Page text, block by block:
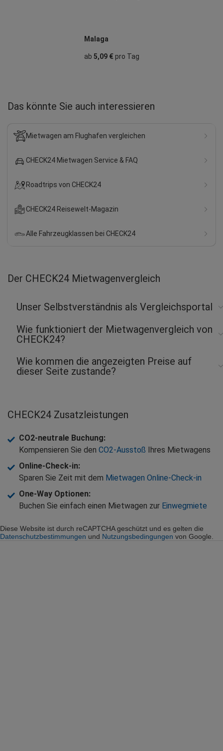
Malaga
ab 5,09 €pro Tag
Das könnte Sie auch interessieren
Mietwagen am Flughafen vergleichen
CHECK24 Mietwagen Service & FAQ
Roadtrips von CHECK24
CHECK24 Reisewelt-Magazin
Alle Fahrzeugklassen bei CHECK24
Der CHECK24 Mietwagenvergleich
Unser Selbstverständnis als Vergleichsportal
Wie funktioniert der Mietwagenvergleich von
CHECK24?
Wie kommen die angezeigten Preise auf
dieser Seite zustande?
CHECK24 Zusatzleistungen
CO2-neutrale Buchung:
Kompensieren Sie den CO2-Ausstoß Ihres Mietwagens
Online-Check-in:
Sparen Sie Zeit mit dem Mietwagen Online-Check-in
One-Way Optionen:
Buchen Sie einfach einen Mietwagen zur Einwegmiete
Diese Website ist durch reCAPTCHA geschützt und es gelten die
Datenschutzbestimmungen und Nutzungsbedingungen von Google.